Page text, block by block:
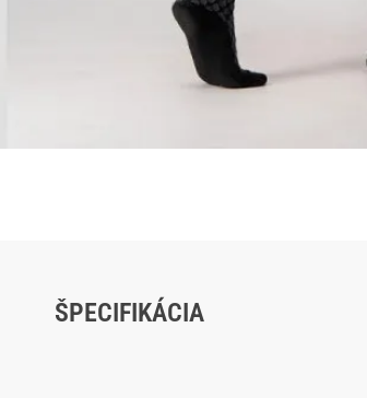
ŠPECIFIKÁCIA